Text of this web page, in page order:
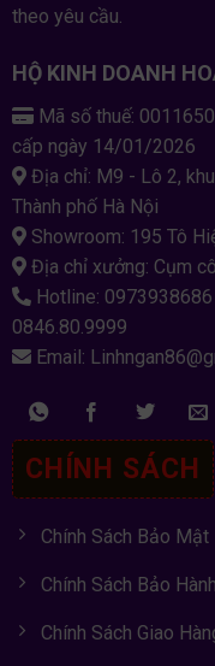
theo yêu cầu.
HỘ KINH DOANH
Mã số thuế:
cấp ngày 14/01/2026
Địa chỉ: M9 - Lô 2,
Thành phố Hà Nội
Showroom: 195 Tô
Địa chỉ xưởng: Cụm
Hotline: 0973938686
0846.80.9999
Email:
CHÍNH SÁCH
Chính Sách Bảo Mật
Chính Sách Bảo Hành
Chính Sách Giao